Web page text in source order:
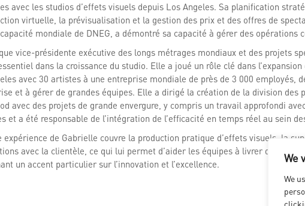
We
We
avec les studios d’effets visuels depuis Los Angeles. Sa planification
virtuelle, la prévisualisation et la gestion des prix et des offres de
mondiale de DNEG, a démontré sa capacité à gérer des
vice-présidente exécutive des longs métrages mondiaux et des projets
dans la croissance du studio. Elle a joué un rôle clé dans
avec 30 artistes à une entreprise mondiale de près de 3 000
et à gérer de grandes équipes. Elle a dirigé la création de la division
avec des projets de grande envergure, y compris un travail approfondi
et a été responsable de l’intégration de l’efficacité en temps réel au sein
expérience de Gabrielle couvre la production pratique d’effets visuels, la
avec la clientèle, ce qui lui permet d’aider les équipes à livrer des
un accent particulier sur l’innovation et l’excellence.